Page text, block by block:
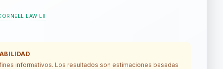
LAW LII
informativos. Los resultados son estimaciones basadas